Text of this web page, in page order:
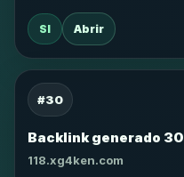
SI Abrir
#30
Backlink generado 30
118.xg4ken.com